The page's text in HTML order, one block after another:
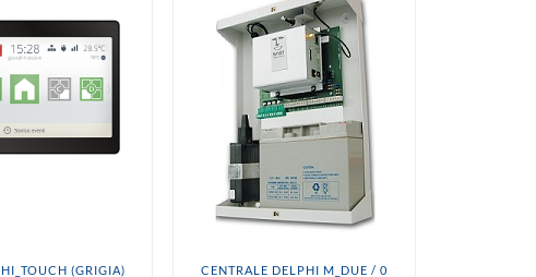
(GRIGIA) CENTRALE DELPHI M_DUE / 0